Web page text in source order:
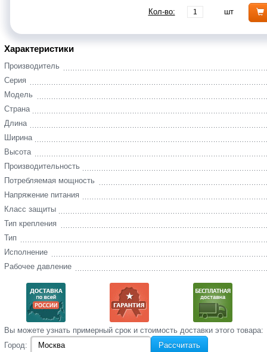
Кол-во: шт
Характеристики
Производитель
Серия
Модель
Страна
Длина
Ширина
Высота
Производительность
Потребляемая мощность
Напряжение питания
Класс защиты
Тип крепления
Тип
Исполнение
Рабочее давление
Вы‌ можете‌ узнать‌ примерный срок и стоимость‌ доставки этого товара:
Город:
Рассчитать